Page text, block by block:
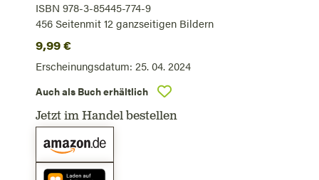
ISBN 978-3-85445-774-9
456 Seitenmit 12 ganzseitigen Bildern
9,99€
Erscheinungsdatum: 25. 04. 2024
Auch als Buch erhältlich
Jetzt im Handel bestellen